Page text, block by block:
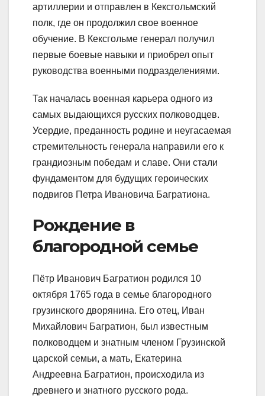
артиллерии и отправлен в Кексгольмский
полк, где он продолжил свое военное
обучение. В Кексгольме генерал получил
первые боевые навыки и приобрел опыт
руководства военными подразделениями.
Так началась военная карьера одного из
самых выдающихся русских полководцев.
Усердие, преданность родине и неугасаемая
стремительность генерала направили его к
грандиозным победам и славе. Они стали
фундаментом для будущих героических
подвигов Петра Ивановича Багратиона.
Рождение в
благородной семье
Пётр Иванович Багратион родился 10
октября 1765 года в семье благородного
грузинского дворянина. Его отец, Иван
Михайлович Багратион, был известным
полководцем и знатным членом Грузинской
царской семьи, а мать, Екатерина
Андреевна Багратион, происходила из
древнего и знатного русского рода.